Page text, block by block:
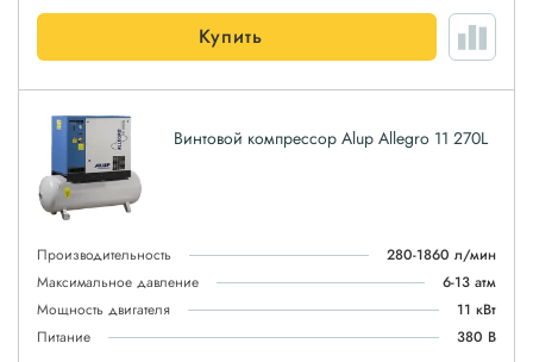
Купить
Винтовой компрессор Alup Allegro 11 270L
Производительность
280-1860 л/мин
Максимальное давление
6-13 атм
Мощность двигателя
11 кВт
Питание
380 В